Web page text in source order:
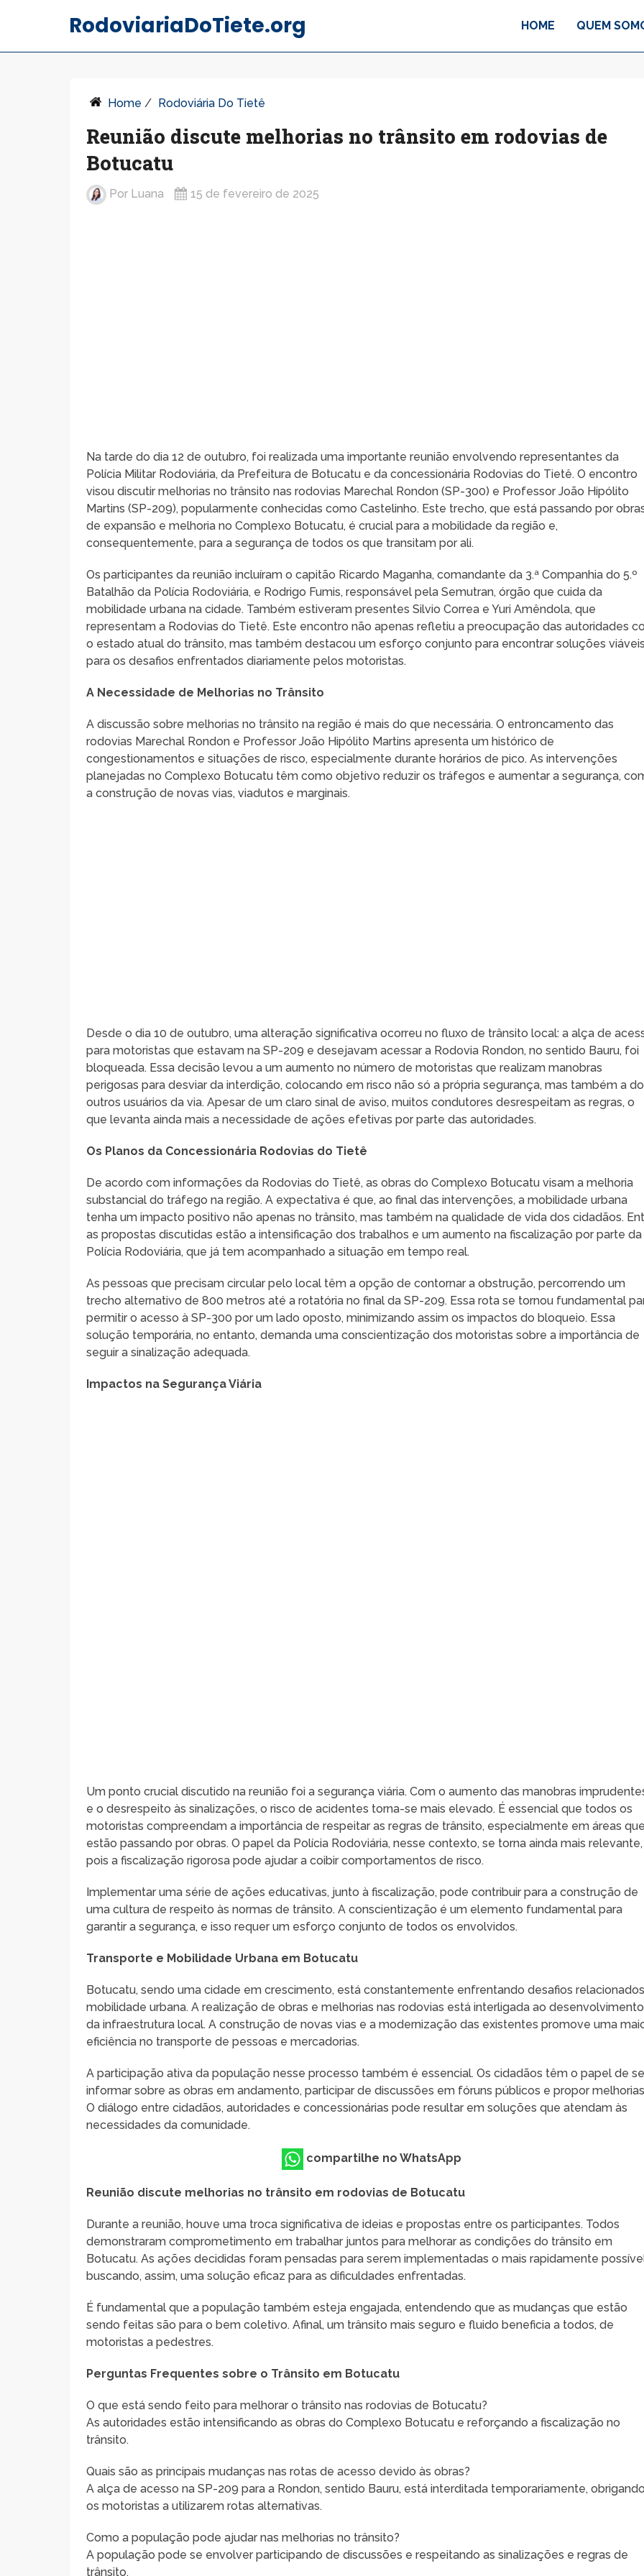
RodoviariaDoTiete.org HOME QUEM
Home / Rodoviária Do Tietê
Reunião discute melhorias no trânsito em rodovias de
Botucatu
Por Luana 15 de fevereiro de 2025
Na tarde do dia 12 de outubro, foi realizada uma importante reunião envolvendo representantes da
Polícia Militar Rodoviária, da Prefeitura de Botucatu e da concessionária Rodovias do Tietê. O encontro
visou discutir melhorias no trânsito nas rodovias Marechal Rondon (SP-300) e Professor João Hipólito
Martins (SP-209), popularmente conhecidas como Castelinho. Este trecho, que está passando por
de expansão e melhoria no Complexo Botucatu, é crucial para a mobilidade da região e,
consequentemente, para a segurança de todos os que transitam por ali.
Os participantes da reunião incluíram o capitão Ricardo Maganha, comandante da 3.ª Companhia do 5.º
Batalhão da Polícia Rodoviária, e Rodrigo Fumis, responsável pela Semutran, órgão que cuida da
mobilidade urbana na cidade. Também estiveram presentes Silvio Correa e Yuri Amêndola, que
representam a Rodovias do Tietê. Este encontro não apenas refletiu a preocupação das autoridades
o estado atual do trânsito, mas também destacou um esforço conjunto para encontrar soluções
para os desafios enfrentados diariamente pelos motoristas.
A Necessidade de Melhorias no Trânsito
A discussão sobre melhorias no trânsito na região é mais do que necessária. O entroncamento das
rodovias Marechal Rondon e Professor João Hipólito Martins apresenta um histórico de
congestionamentos e situações de risco, especialmente durante horários de pico. As intervenções
planejadas no Complexo Botucatu têm como objetivo reduzir os tráfegos e aumentar a segurança,
a construção de novas vias, viadutos e marginais.
Desde o dia 10 de outubro, uma alteração significativa ocorreu no fluxo de trânsito local: a alça de
para motoristas que estavam na SP-209 e desejavam acessar a Rodovia Rondon, no sentido Bauru, foi
bloqueada. Essa decisão levou a um aumento no número de motoristas que realizam manobras
perigosas para desviar da interdição, colocando em risco não só a própria segurança, mas também a
outros usuários da via. Apesar de um claro sinal de aviso, muitos condutores desrespeitam as regras, o
que levanta ainda mais a necessidade de ações efetivas por parte das autoridades.
Os Planos da Concessionária Rodovias do Tietê
De acordo com informações da Rodovias do Tietê, as obras do Complexo Botucatu visam a melhoria
substancial do tráfego na região. A expectativa é que, ao final das intervenções, a mobilidade urbana
tenha um impacto positivo não apenas no trânsito, mas também na qualidade de vida dos cidadãos.
as propostas discutidas estão a intensificação dos trabalhos e um aumento na fiscalização por parte da
Polícia Rodoviária, que já tem acompanhado a situação em tempo real.
As pessoas que precisam circular pelo local têm a opção de contornar a obstrução, percorrendo um
trecho alternativo de 800 metros até a rotatória no final da SP-209. Essa rota se tornou fundamental
permitir o acesso à SP-300 por um lado oposto, minimizando assim os impactos do bloqueio. Essa
solução temporária, no entanto, demanda uma conscientização dos motoristas sobre a importância de
seguir a sinalização adequada.
Impactos na Segurança Viária
Um ponto crucial discutido na reunião foi a segurança viária. Com o aumento das manobras
e o desrespeito às sinalizações, o risco de acidentes torna-se mais elevado. É essencial que todos os
motoristas compreendam a importância de respeitar as regras de trânsito, especialmente em áreas
estão passando por obras. O papel da Polícia Rodoviária, nesse contexto, se torna ainda mais relevante,
pois a fiscalização rigorosa pode ajudar a coibir comportamentos de risco.
Implementar uma série de ações educativas, junto à fiscalização, pode contribuir para a construção de
uma cultura de respeito às normas de trânsito. A conscientização é um elemento fundamental para
garantir a segurança, e isso requer um esforço conjunto de todos os envolvidos.
Transporte e Mobilidade Urbana em Botucatu
Botucatu, sendo uma cidade em crescimento, está constantemente enfrentando desafios
mobilidade urbana. A realização de obras e melhorias nas rodovias está interligada ao desenvolvimento
da infraestrutura local. A construção de novas vias e a modernização das existentes promove uma
eficiência no transporte de pessoas e mercadorias.
A participação ativa da população nesse processo também é essencial. Os cidadãos têm o papel de
informar sobre as obras em andamento, participar de discussões em fóruns públicos e propor
O diálogo entre cidadãos, autoridades e concessionárias pode resultar em soluções que atendam às
necessidades da comunidade.
compartilhe no WhatsApp
Reunião discute melhorias no trânsito em rodovias de Botucatu
Durante a reunião, houve uma troca significativa de ideias e propostas entre os participantes. Todos
demonstraram comprometimento em trabalhar juntos para melhorar as condições do trânsito em
Botucatu. As ações decididas foram pensadas para serem implementadas o mais rapidamente
buscando, assim, uma solução eficaz para as dificuldades enfrentadas.
É fundamental que a população também esteja engajada, entendendo que as mudanças que estão
sendo feitas são para o bem coletivo. Afinal, um trânsito mais seguro e fluido beneficia a todos, de
motoristas a pedestres.
Perguntas Frequentes sobre o Trânsito em Botucatu
O que está sendo feito para melhorar o trânsito nas rodovias de Botucatu?
As autoridades estão intensificando as obras do Complexo Botucatu e reforçando a fiscalização no
trânsito.
Quais são as principais mudanças nas rotas de acesso devido às obras?
A alça de acesso na SP-209 para a Rondon, sentido Bauru, está interditada temporariamente,
os motoristas a utilizarem rotas alternativas.
Como a população pode ajudar nas melhorias no trânsito?
A população pode se envolver participando de discussões e respeitando as sinalizações e regras de
trânsito.